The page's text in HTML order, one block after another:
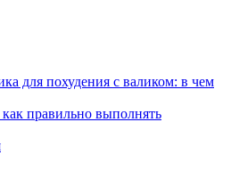
для похудения с валиком: в чем
правильно выполнять